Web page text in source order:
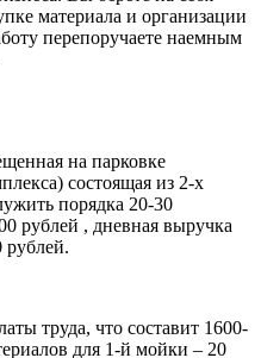
материала и организации
перепоручаете наемным
на парковке
состоящая из 2-х
порядка 20-30
рублей , дневная выручка
рублей.
труда, что составит 1600-
для 1-й мойки – 20